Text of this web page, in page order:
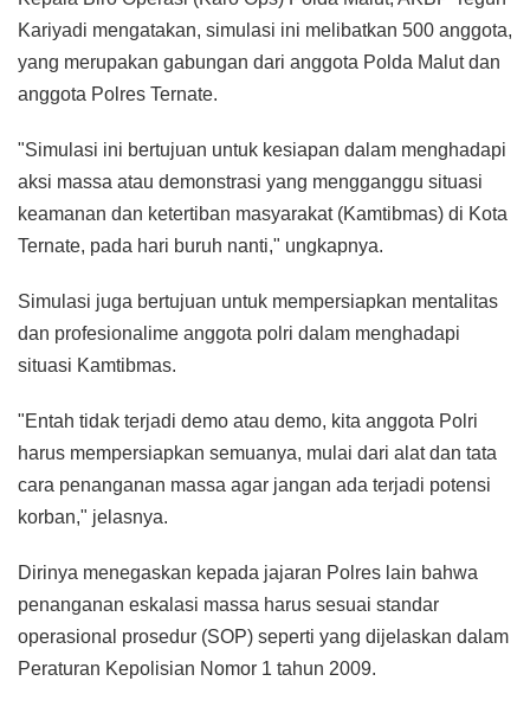
Kariyadi mengatakan, simulasi ini melibatkan 500 anggota,
yang merupakan gabungan dari anggota Polda Malut dan
anggota Polres Ternate.
"Simulasi ini bertujuan untuk kesiapan dalam menghadapi
aksi massa atau demonstrasi yang mengganggu situasi
keamanan dan ketertiban masyarakat (Kamtibmas) di Kota
Ternate, pada hari buruh nanti," ungkapnya.
Simulasi juga bertujuan untuk mempersiapkan mentalitas
dan profesionalime anggota polri dalam menghadapi
situasi Kamtibmas.
"Entah tidak terjadi demo atau demo, kita anggota Polri
harus mempersiapkan semuanya, mulai dari alat dan tata
cara penanganan massa agar jangan ada terjadi potensi
korban," jelasnya.
Dirinya menegaskan kepada jajaran Polres lain bahwa
penanganan eskalasi massa harus sesuai standar
operasional prosedur (SOP) seperti yang dijelaskan dalam
Peraturan Kepolisian Nomor 1 tahun 2009.